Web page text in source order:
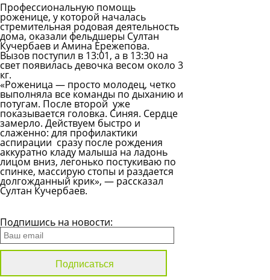
Профессиональную помощь
роженице, у которой началась
стремительная родовая деятельность
дома, оказали фельдшеры Султан
Кучербаев и Амина Ережепова.
Вызов поступил в 13:01, а в 13:30 на
свет появилась девочка весом около 3
кг.
«Роженица — просто молодец, четко
выполняла все команды по дыханию и
потугам. После второй уже
показывается головка. Синяя. Сердце
замерло. Действуем быстро и
слаженно: для профилактики
аспирации сразу после рождения
аккуратно кладу малыша на ладонь
лицом вниз, легонько постукиваю по
спинке, массирую стопы и раздается
долгожданный крик», — рассказал
Султан Кучербаев.
Подпишись на новости: